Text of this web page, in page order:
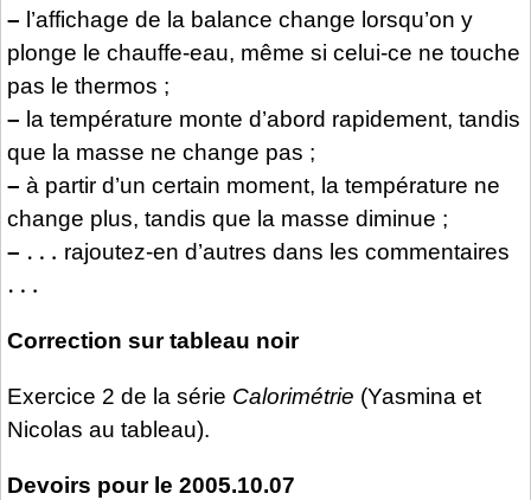
– l’affichage de la balance change lorsqu’on y
plonge le chauffe-eau, même si celui-ce ne touche
pas le thermos ;
– la température monte d’abord rapidement, tandis
que la masse ne change pas ;
– à partir d’un certain moment, la température ne
change plus, tandis que la masse diminue ;
–
…
rajoutez-en d’autres dans les commentaires
…
Correction sur tableau noir
Exercice 2 de la série Calorimétrie (Yasmina et
Nicolas au tableau).
Devoirs pour le 2005.10.07